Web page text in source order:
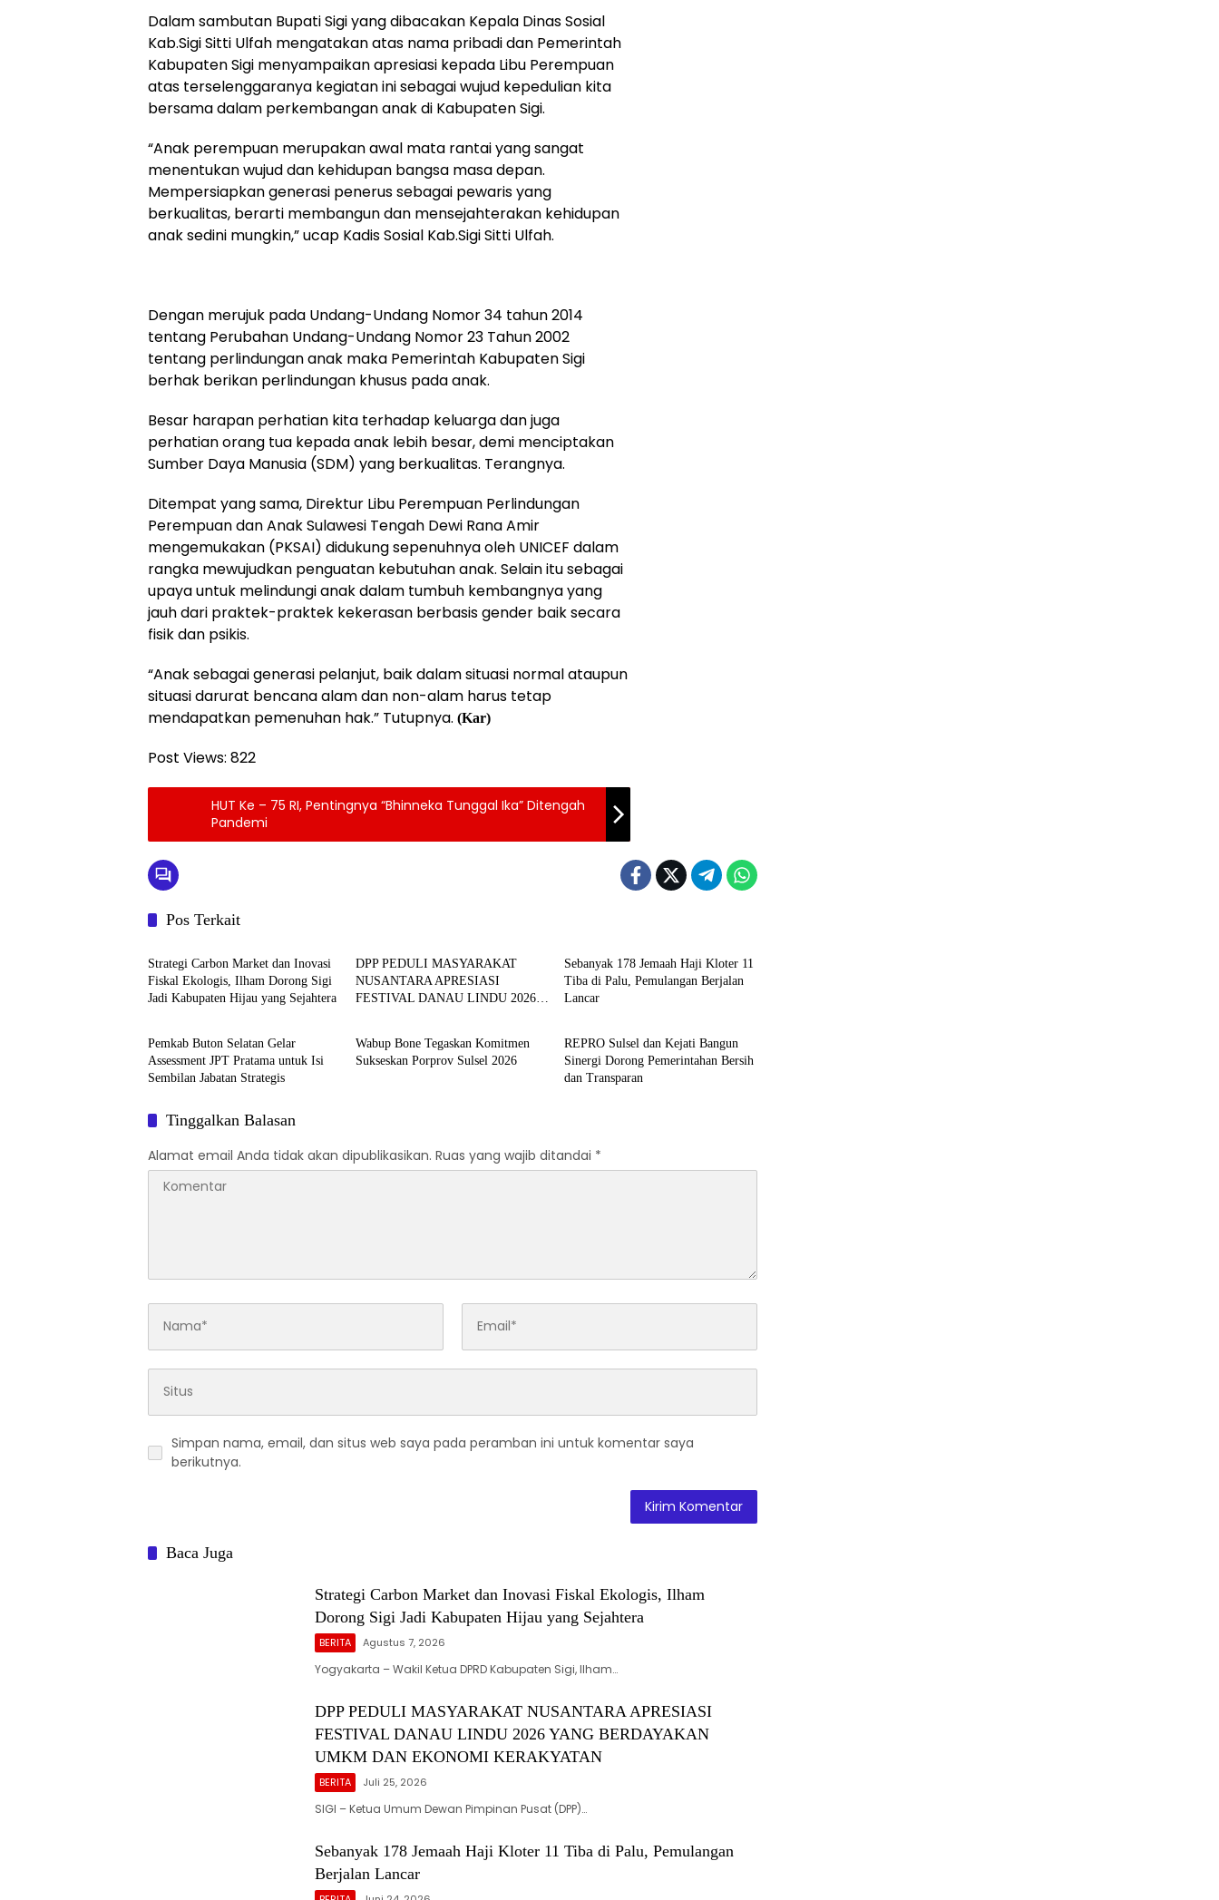
Dalam sambutan Bupati Sigi yang dibacakan Kepala Dinas Sosial
Kab.Sigi Sitti Ulfah mengatakan atas nama pribadi dan Pemerintah
Kabupaten Sigi menyampaikan apresiasi kepada Libu Perempuan
atas terselenggaranya kegiatan ini sebagai wujud kepedulian kita
bersama dalam perkembangan anak di Kabupaten Sigi.
“Anak perempuan merupakan awal mata rantai yang sangat
menentukan wujud dan kehidupan bangsa masa depan.
Mempersiapkan generasi penerus sebagai pewaris yang
berkualitas, berarti membangun dan mensejahterakan kehidupan
anak sedini mungkin,” ucap Kadis Sosial Kab.Sigi Sitti Ulfah.
Dengan merujuk pada Undang-Undang Nomor 34 tahun 2014
tentang Perubahan Undang-Undang Nomor 23 Tahun 2002
tentang perlindungan anak maka Pemerintah Kabupaten Sigi
berhak berikan perlindungan khusus pada anak.
Besar harapan perhatian kita terhadap keluarga dan juga
perhatian orang tua kepada anak lebih besar, demi menciptakan
Sumber Daya Manusia (SDM) yang berkualitas. Terangnya.
Ditempat yang sama, Direktur Libu Perempuan Perlindungan
Perempuan dan Anak Sulawesi Tengah Dewi Rana Amir
mengemukakan (PKSAI) didukung sepenuhnya oleh UNICEF dalam
rangka mewujudkan penguatan kebutuhan anak. Selain itu sebagai
upaya untuk melindungi anak dalam tumbuh kembangnya yang
jauh dari praktek-praktek kekerasan berbasis gender baik secara
fisik dan psikis.
“Anak sebagai generasi pelanjut, baik dalam situasi normal ataupun
situasi darurat bencana alam dan non-alam harus tetap
mendapatkan pemenuhan hak.” Tutupnya. (Kar)
Post Views: 822
HUT Ke – 75 RI, Pentingnya “Bhinneka Tunggal Ika” Ditengah
Pandemi
Pos Terkait
BERITA
Strategi Carbon Market dan Inovasi
Fiskal Ekologis, Ilham Dorong Sigi
Jadi Kabupaten Hijau yang Sejahtera
DPP PEDULI MASYARAKAT
NUSANTARA APRESIASI
FESTIVAL DANAU LINDU 2026
Sebanyak 178 Jemaah Haji Kloter 11
Tiba di Palu, Pemulangan Berjalan
Lancar
BERITA
Pemkab Buton Selatan Gelar
Assessment JPT Pratama untuk Isi
Sembilan Jabatan Strategis
BERITA
Wabup Bone Tegaskan Komitmen
Sukseskan Porprov Sulsel 2026
BERITA
REPRO Sulsel dan Kejati Bangun
Sinergi Dorong Pemerintahan Bersih
dan Transparan
Tinggalkan Balasan
Alamat email Anda tidak akan dipublikasikan. Ruas yang wajib ditandai *
Simpan nama, email, dan situs web saya pada peramban ini untuk komentar saya
berikutnya.
Baca Juga
Strategi Carbon Market dan Inovasi Fiskal Ekologis, Ilham
Dorong Sigi Jadi Kabupaten Hijau yang Sejahtera
BERITA Agustus 7, 2026
Yogyakarta – Wakil Ketua DPRD Kabupaten Sigi, Ilham…
DPP PEDULI MASYARAKAT NUSANTARA APRESIASI
FESTIVAL DANAU LINDU 2026 YANG BERDAYAKAN
UMKM DAN EKONOMI KERAKYATAN
BERITA Juli 25, 2026
SIGI – Ketua Umum Dewan Pimpinan Pusat (DPP)…
Sebanyak 178 Jemaah Haji Kloter 11 Tiba di Palu, Pemulangan
Berjalan Lancar